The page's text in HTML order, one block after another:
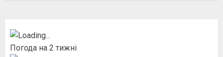
Погода на 2 тижні